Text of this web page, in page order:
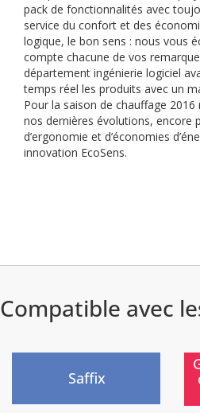
pack de fonctionnalités avec
service du confort et des
logique, le bon sens : nous vous
compte chacune de vos
département ingénierie logiciel
temps réel les produits avec un
Pour la saison de chauffage
nos dernières évolutions, encore
d’ergonomie et d’économies
innovation EcoSens.
Compatible avec
Saffix